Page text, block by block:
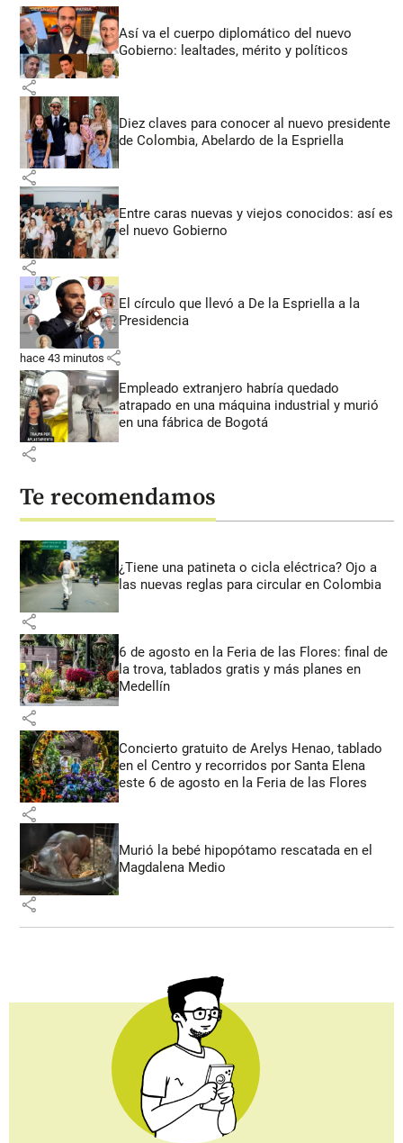
Así va el cuerpo diplomático del nuevo
Gobierno: lealtades, mérito y políticos
share
Diez claves para conocer al nuevo presidente
de Colombia, Abelardo de la Espriella
share
Entre caras nuevas y viejos conocidos: así es
el nuevo Gobierno
share
El círculo que llevó a De la Espriella a la
Presidencia
hace 43 minutos share
Empleado extranjero habría quedado
atrapado en una máquina industrial y murió
en una fábrica de Bogotá
share
Te recomendamos
¿Tiene una patineta o cicla eléctrica? Ojo a
las nuevas reglas para circular en Colombia
share
6 de agosto en la Feria de las Flores: final de
la trova, tablados gratis y más planes en
Medellín
share
Concierto gratuito de Arelys Henao, tablado
en el Centro y recorridos por Santa Elena
este 6 de agosto en la Feria de las Flores
share
Murió la bebé hipopótamo rescatada en el
Magdalena Medio
share